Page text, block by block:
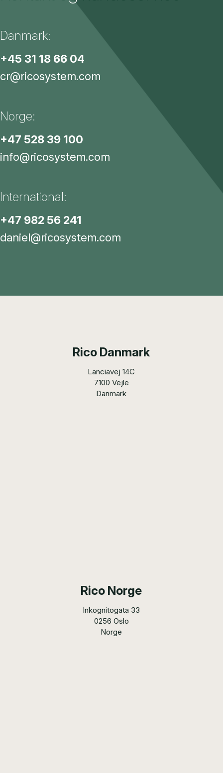
Danmark:
+45 31 18 66 04
cr@ricosystem.com
Norge:
+47 528 39 100
info@ricosystem.com
International:
+47 982 56 241
daniel@ricosystem.com
Rico Danmark
Lanciavej 14C
7100 Vejle
Danmark
Rico Norge
Inkognitogata 33
0256 Oslo
Norge